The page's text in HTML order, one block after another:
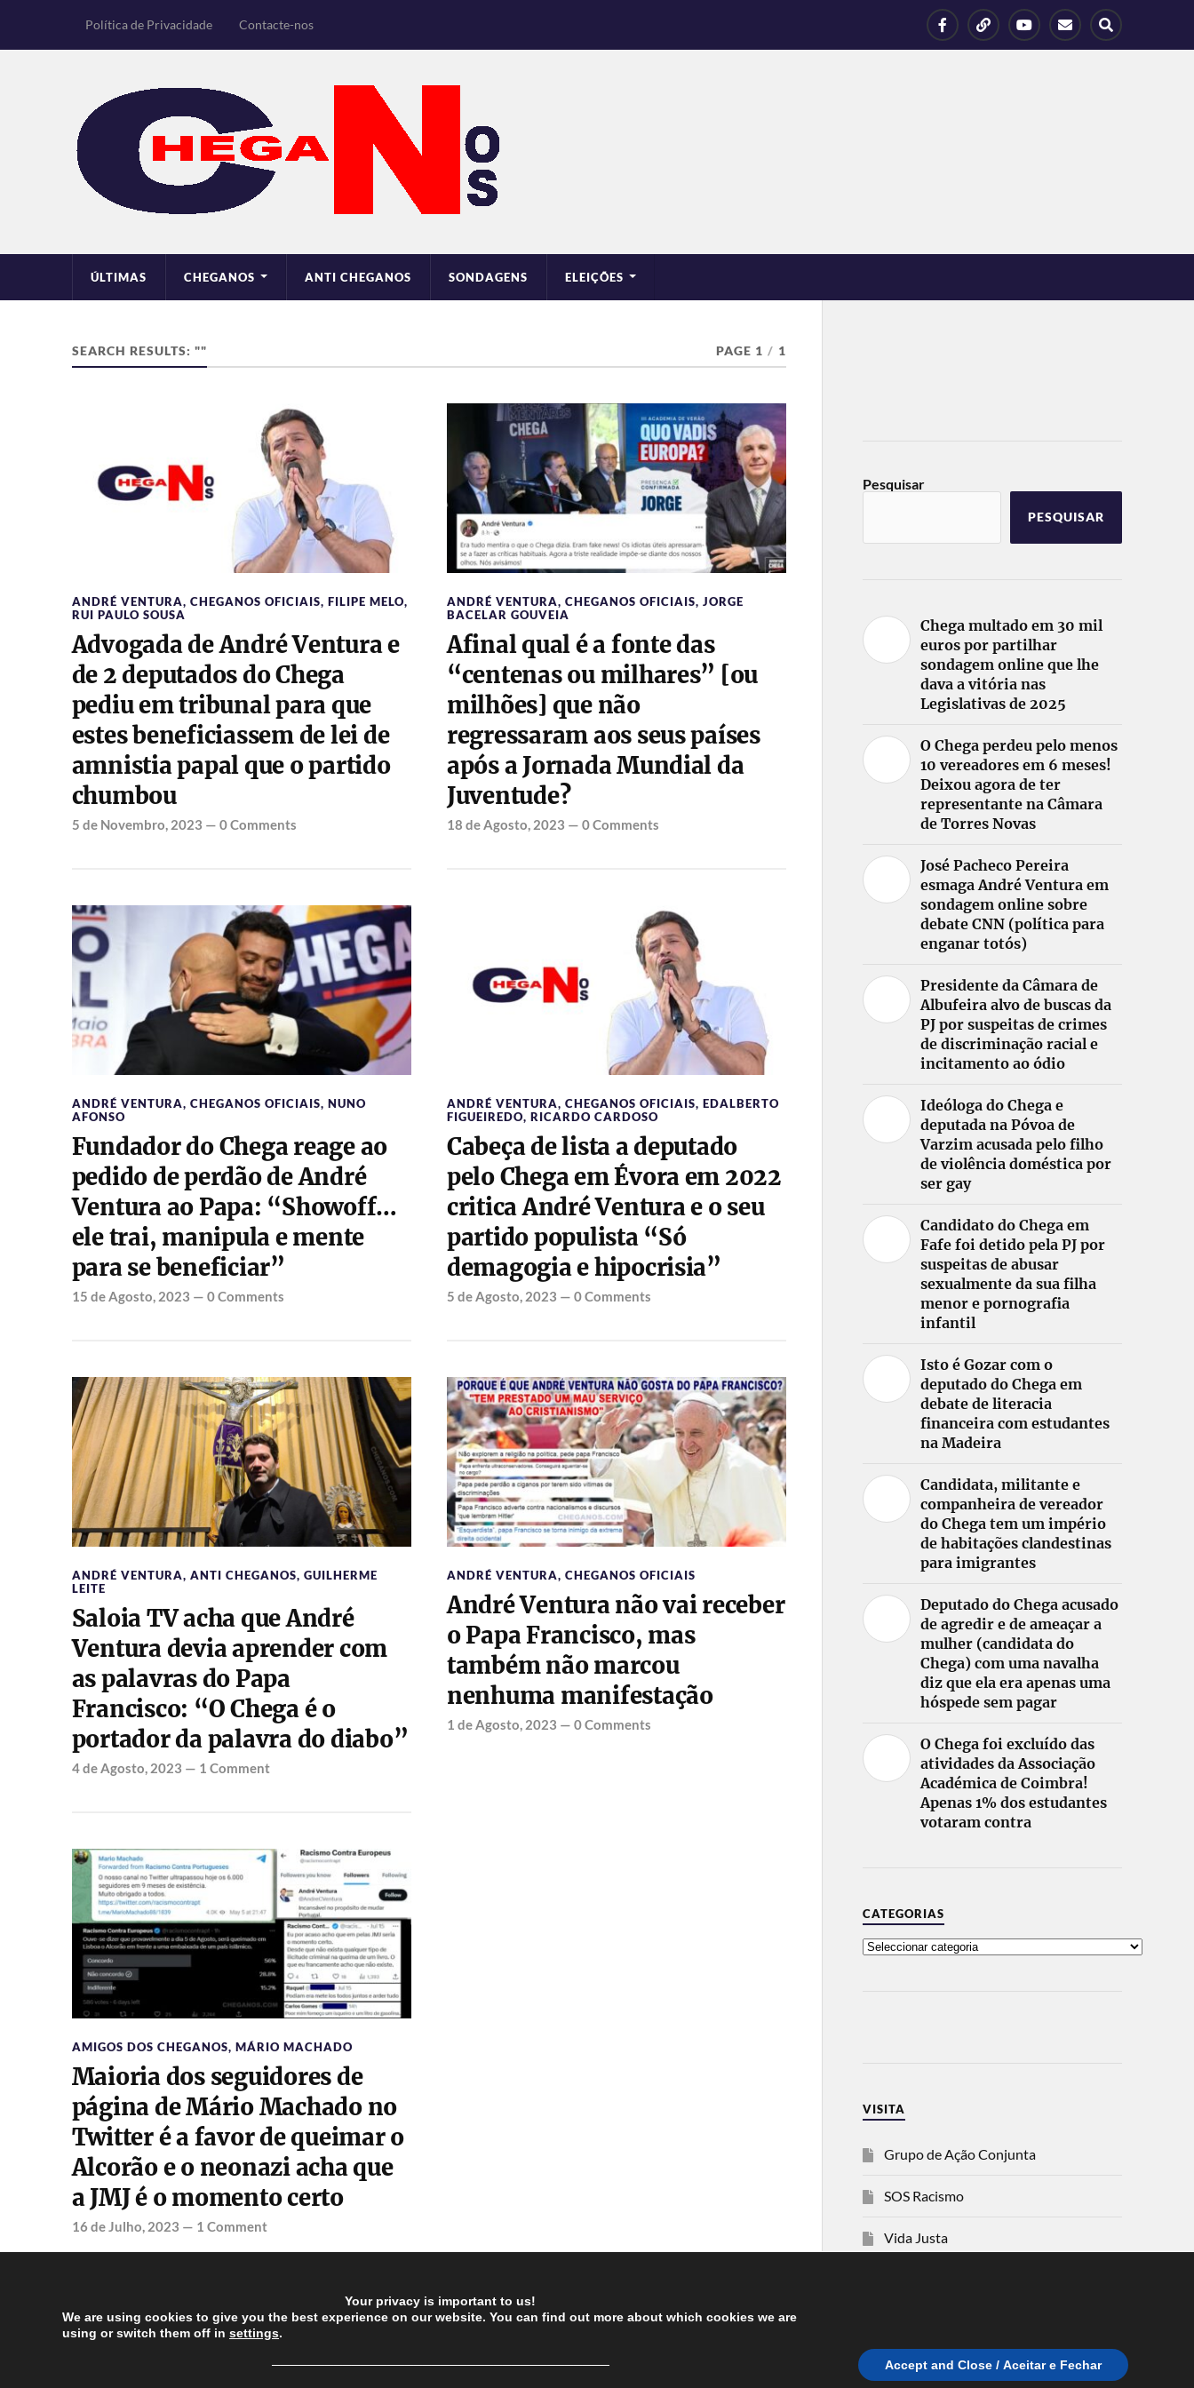
Política de Privacidade Contacte-nos
ÚLTIMAS CHEGANOS ANTI CHEGANOS SONDAGENS ELEIÇÕES
SEARCH RESULTS: "" PAGE 1 / 1
ANDRÉ VENTURA, CHEGANOS OFICIAIS, FILIPE MELO,
RUI PAULO SOUSA
Advogada de André Ventura e
de 2 deputados do Chega
pediu em tribunal para que
estes beneficiassem de lei de
amnistia papal que o partido
chumbou
5 de Novembro, 2023 — 0 Comments
ANDRÉ VENTURA, CHEGANOS OFICIAIS, JORGE
BACELAR GOUVEIA
Afinal qual é a fonte das
“centenas ou milhares” [ou
milhões] que não
regressaram aos seus países
após a Jornada Mundial da
Juventude?
18 de Agosto, 2023 — 0 Comments
ANDRÉ VENTURA, CHEGANOS OFICIAIS, NUNO
AFONSO
Fundador do Chega reage ao
pedido de perdão de André
Ventura ao Papa: “Showoff…
ele trai, manipula e mente
para se beneficiar”
15 de Agosto, 2023 — 0 Comments
ANDRÉ VENTURA, CHEGANOS OFICIAIS, EDALBERTO
FIGUEIREDO, RICARDO CARDOSO
Cabeça de lista a deputado
pelo Chega em Évora em 2022
critica André Ventura e o seu
partido populista “Só
demagogia e hipocrisia”
5 de Agosto, 2023 — 0 Comments
ANDRÉ VENTURA, ANTI CHEGANOS, GUILHERME
LEITE
Saloia TV acha que André
Ventura devia aprender com
as palavras do Papa
Francisco: “O Chega é o
portador da palavra do diabo”
4 de Agosto, 2023 — 1 Comment
ANDRÉ VENTURA, CHEGANOS OFICIAIS
André Ventura não vai receber
o Papa Francisco, mas
também não marcou
nenhuma manifestação
1 de Agosto, 2023 — 0 Comments
AMIGOS DOS CHEGANOS, MÁRIO MACHADO
Maioria dos seguidores de
página de Mário Machado no
Twitter é a favor de queimar o
Alcorão e o neonazi acha que
a JMJ é o momento certo
16 de Julho, 2023 — 1 Comment
Pesquisar
PESQUISAR
Chega multado em 30 mil
euros por partilhar
sondagem online que lhe
dava a vitória nas
Legislativas de 2025
O Chega perdeu pelo menos
10 vereadores em 6 meses!
Deixou agora de ter
representante na Câmara
de Torres Novas
José Pacheco Pereira
esmaga André Ventura em
sondagem online sobre
debate CNN (política para
enganar totós)
Presidente da Câmara de
Albufeira alvo de buscas da
PJ por suspeitas de crimes
de discriminação racial e
incitamento ao ódio
Ideóloga do Chega e
deputada na Póvoa de
Varzim acusada pelo filho
de violência doméstica por
ser gay
Candidato do Chega em
Fafe foi detido pela PJ por
suspeitas de abusar
sexualmente da sua filha
menor e pornografia
infantil
Isto é Gozar com o
deputado do Chega em
debate de literacia
financeira com estudantes
na Madeira
Candidata, militante e
companheira de vereador
do Chega tem um império
de habitações clandestinas
para imigrantes
Deputado do Chega acusado
de agredir e de ameaçar a
mulher (candidata do
Chega) com uma navalha
diz que ela era apenas uma
hóspede sem pagar
O Chega foi excluído das
atividades da Associação
Académica de Coimbra!
Apenas 1% dos estudantes
votaram contra
CATEGORIAS
VISITA
Grupo de Ação Conjunta
SOS Racismo
Vida Justa
Your privacy is important to us!
We are using cookies to give you the best experience on our website. You can find out more about which cookies we are
using or switch them off in settings.
────────────────────────────────────── Accept and Close / Aceitar e Fechar